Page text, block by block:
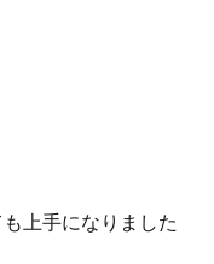
上手になりました